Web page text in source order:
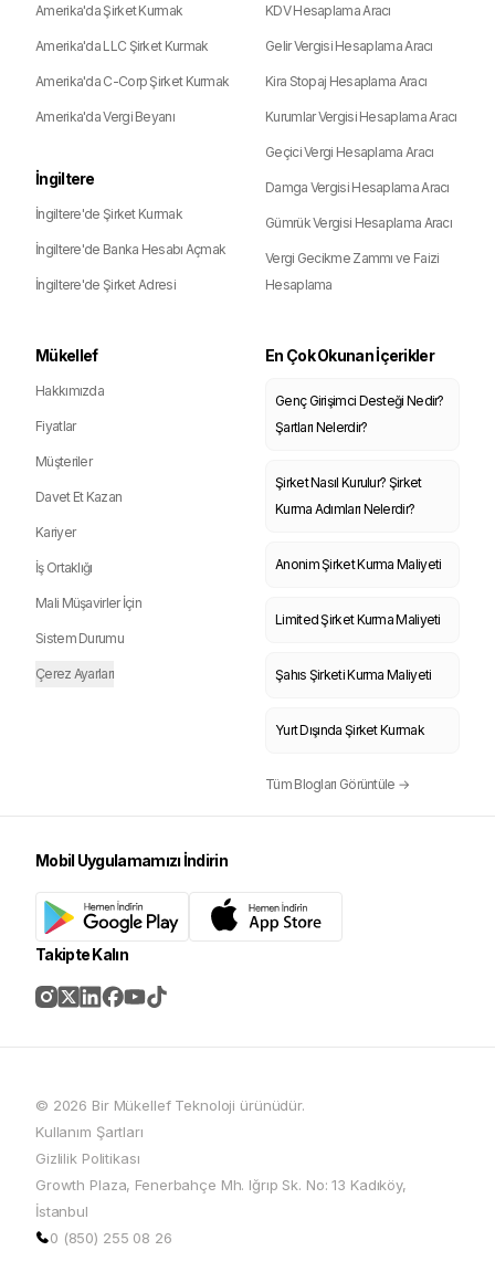
Amerika'da Şirket Kurmak
Amerika'da LLC Şirket Kurmak
Amerika'da C-Corp Şirket Kurmak
Amerika'da Vergi Beyanı
İngiltere
İngiltere'de Şirket Kurmak
İngiltere'de Banka Hesabı Açmak
İngiltere'de Şirket Adresi
KDV Hesaplama Aracı
Gelir Vergisi Hesaplama Aracı
Kira Stopaj Hesaplama Aracı
Kurumlar Vergisi Hesaplama Aracı
Geçici Vergi Hesaplama Aracı
Damga Vergisi Hesaplama Aracı
Gümrük Vergisi Hesaplama Aracı
Vergi Gecikme Zammı ve Faizi
Hesaplama
Mükellef
Hakkımızda
Fiyatlar
Müşteriler
Davet Et Kazan
Kariyer
İş Ortaklığı
Mali Müşavirler İçin
Sistem Durumu
Çerez Ayarları
En Çok Okunan İçerikler
Genç Girişimci Desteği Nedir?
Şartları Nelerdir?
Şirket Nasıl Kurulur? Şirket
Kurma Adımları Nelerdir?
Anonim Şirket Kurma Maliyeti
Limited Şirket Kurma Maliyeti
Şahıs Şirketi Kurma Maliyeti
Yurt Dışında Şirket Kurmak
Tüm Blogları Görüntüle →
Mobil Uygulamamızı İndirin
Takipte Kalın
© 2026 Bir Mükellef Teknoloji ürünüdür.
Kullanım Şartları
Gizlilik Politikası
Growth Plaza, Fenerbahçe Mh. Iğrıp Sk. No: 13 Kadıköy,
İstanbul
0 (850) 255 08 26